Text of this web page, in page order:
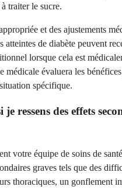
traiter le sucre.
et des ajustements
atteintes de diabète peuvent
lorsque cela est
médicale évaluera les
spécifique.
ressens des effets
votre équipe de soins de
graves tels que des
thoraciques, un gonflement